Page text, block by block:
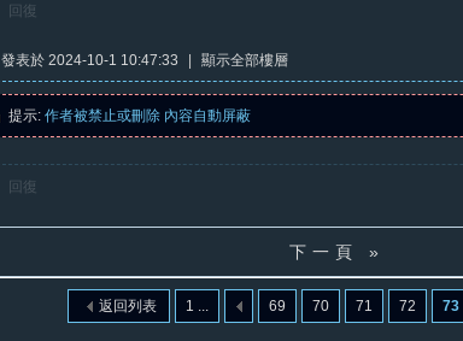
回復
發表於 2024-10-1 10:47:33 顯示全部樓層
提示: 作者被禁止或刪除 內容自動屏蔽
回復
下一頁 »
1 ... 69 70 71 72 73
返回列表